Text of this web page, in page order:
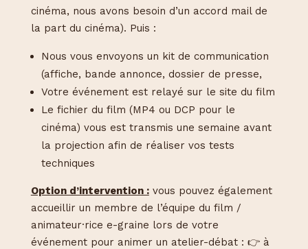
cinéma, nous avons besoin d’un accord mail de
la part du cinéma). Puis :
Nous vous envoyons un kit de communication
(affiche, bande annonce, dossier de presse,
Votre événement est relayé sur le site du film
Le fichier du film (MP4 ou DCP pour le
cinéma) vous est transmis une semaine avant
la projection afin de réaliser vos tests
techniques
Option d’intervention :vous pouvez également
accueillir un membre de l’équipe du film /
animateur·rice e-graine lors de votre
événement pour animer un atelier-débat : 👉 à